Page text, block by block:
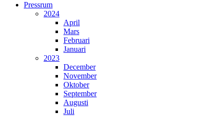
Pressrum
2024
April
Mars
Februari
Januari
2023
December
November
Oktober
September
Augusti
Juli